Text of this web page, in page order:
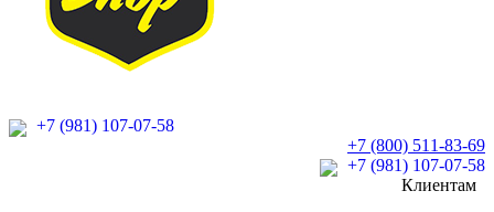
+7 (981) 107-07-58
+7 (800) 511-83-69
+7 (981) 107-07-58
Клиентам